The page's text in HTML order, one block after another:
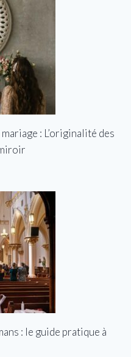
: L’originalité des
: le guide pratique à